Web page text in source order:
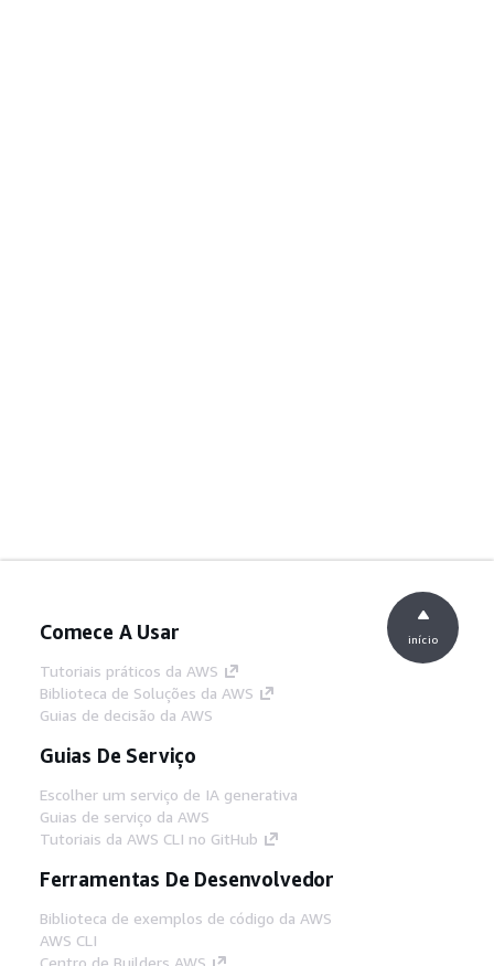
Comece A Usar
Tutoriais práticos da AWS
Biblioteca de Soluções da AWS
Guias de decisão da AWS
Guias De Serviço
Escolher um serviço de IA generativa
Guias de serviço da AWS
Tutoriais da AWS CLI no GitHub
Ferramentas De Desenvolvedor
Biblioteca de exemplos de código da AWS
AWS CLI
Centro de Builders AWS
início